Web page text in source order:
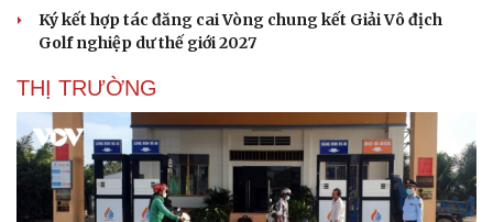
Ký kết hợp tác đăng cai Vòng chung kết Giải Vô địch
Golf nghiệp dư thế giới 2027
THỊ TRƯỜNG